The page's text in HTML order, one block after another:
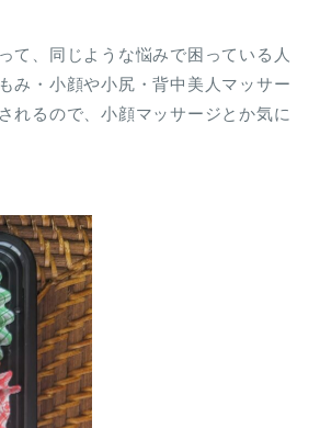
て、同じような悩みで困っている人
み・小顔や小尻・背中美人マッサー
れるので、小顔マッサージとか気に